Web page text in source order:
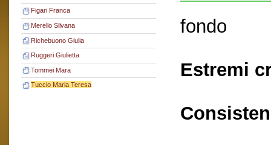
Figari Franca
Merello Silvana
Richebuono Giulia
Ruggeri Giulietta
Tommei Mara
Tuccio Maria Teresa
fondo
Estremi